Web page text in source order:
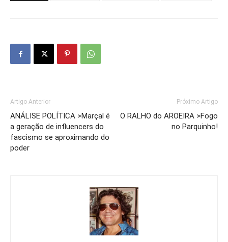
Artigo Anterior
ANÁLISE POLÍTICA >Marçal é
a geração de influencers do
fascismo se aproximando do
poder
Próximo Artigo
O RALHO do AROEIRA >Fogo
no Parquinho!